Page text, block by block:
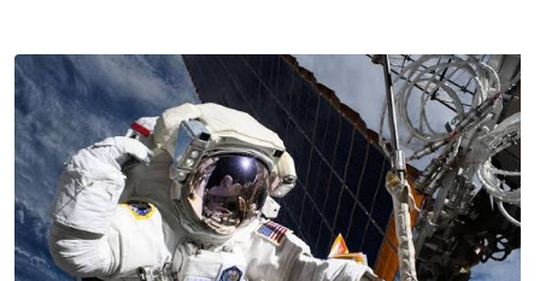
Нийтлэлчийн Булан
Эрүүл Мэнд
Орон Нутаг